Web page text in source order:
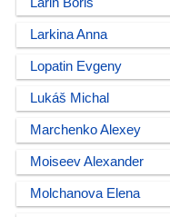
Larkina Anna
Lopatin Evgeny
Lukáš Michal
Marchenko Alexey
Moiseev Alexander
Molchanova Elena